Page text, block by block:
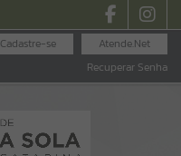
Atende.Net
Cadastre-se
Recuperar Senha